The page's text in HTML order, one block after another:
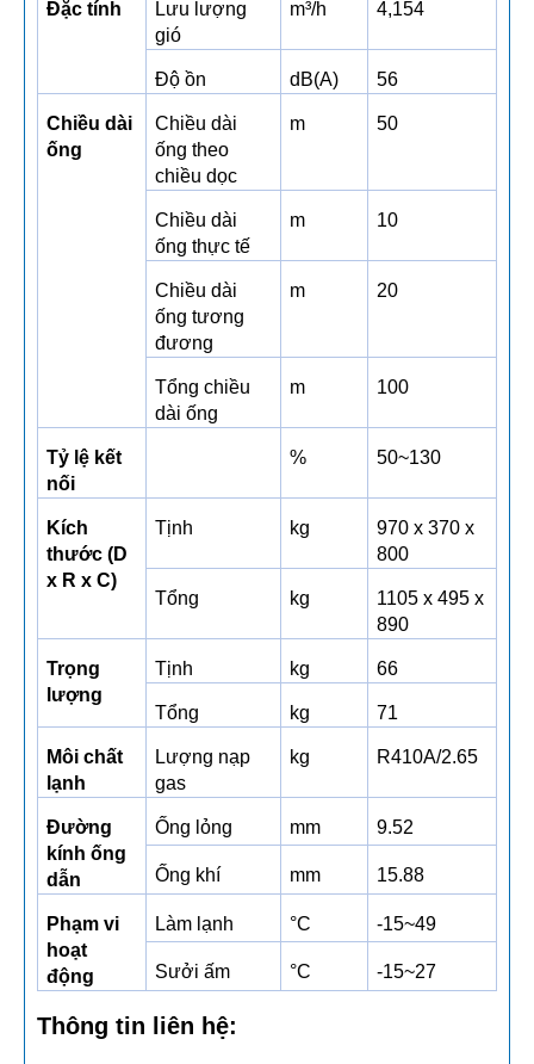
Đặc tính
Lưu lượng
gió
m³/h 4,154
Độ ồn dB(A) 56
Chiều dài
ống
Chiều dài
ống theo
chiều dọc
m 50
Chiều dài
ống thực tế
m 10
Chiều dài
ống tương
đương
m 20
Tổng chiều
dài ống
m 100
Tỷ lệ kết
nối
% 50~130
Kích
thước (D
x R x C)
Tịnh kg
970 x 370 x
800
Tổng kg
1105 x 495 x
890
Trọng
lượng
Tịnh kg 66
Tổng kg 71
Môi chất
lạnh
Lượng nạp
gas
kg R410A/2.65
Đường
kính ống
dẫn
Ống lỏng mm 9.52
Ống khí mm 15.88
Phạm vi
hoạt
động
Làm lạnh °C -15~49
Sưởi ấm °C -15~27
Thông tin liên hệ: